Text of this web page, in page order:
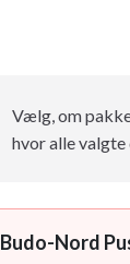
Vælg, om
hvor alle valgte
Budo-Nord